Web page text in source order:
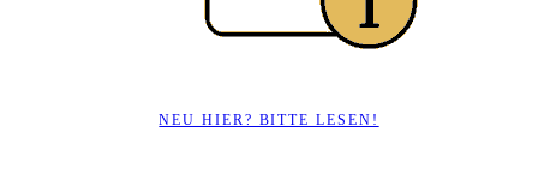
NEU HIER? BITTE LESEN!